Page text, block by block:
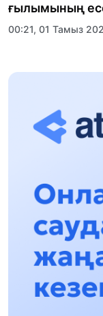
ғылымының
00:21, 01 Тамыз
«Заң
17:31, 31 Шілде 2026
13:13, 30 Шілде
Асхат
тұлғалар
12:01, 28 Шілде 2026